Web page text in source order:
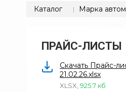
Каталог Марка
ПРАЙС-ЛИСТЫ
Скачать Прайс-
21.02.26.xlsx
XLSX 925.7 кб